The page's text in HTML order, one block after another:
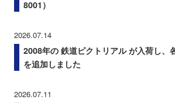
8001）
2026.07.14
2008年の 鉄道ピクトリアル が入荷し、
を追加しました
2026.07.11